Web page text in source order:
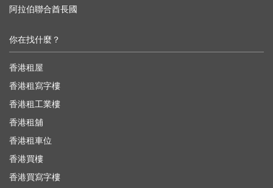
阿拉伯聯合酋長國
你在找什麼？
香港租屋
香港租寫字樓
香港租工業樓
香港租舖
香港租車位
香港買樓
香港買寫字樓